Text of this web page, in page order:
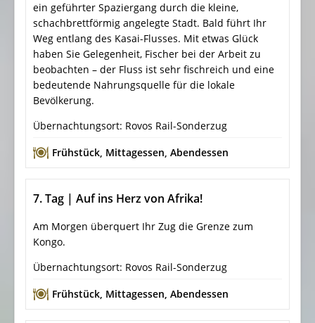
ein geführter Spaziergang durch die kleine,
schachbrettförmig angelegte Stadt. Bald führt Ihr
Weg entlang des Kasai-Flusses. Mit etwas Glück
haben Sie Gelegenheit, Fischer bei der Arbeit zu
beobachten – der Fluss ist sehr fischreich und eine
bedeutende Nahrungsquelle für die lokale
Bevölkerung.
Übernachtungsort: Rovos Rail-Sonderzug
Frühstück, Mittagessen, Abendessen
7. Tag | Auf ins Herz von Afrika!
Am Morgen überquert Ihr Zug die Grenze zum
Kongo.
Übernachtungsort: Rovos Rail-Sonderzug
Frühstück, Mittagessen, Abendessen